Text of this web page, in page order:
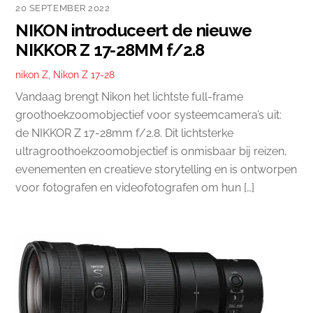
20 SEPTEMBER 2022
NIKON introduceert de nieuwe
NIKKOR Z 17-28MM f/2.8
nikon Z, Nikon Z 17-28
Vandaag brengt Nikon het lichtste full-frame
groothoekzoomobjectief voor systeemcamera’s uit:
de NIKKOR Z 17-28mm f/2.8. Dit lichtsterke
ultragroothoekzoomobjectief is onmisbaar bij reizen,
evenementen en creatieve storytelling en is ontworpen
voor fotografen en videofotografen om hun […]